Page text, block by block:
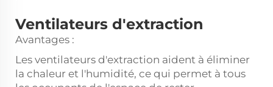
Ventilateurs d'extraction
Avantages :
Les ventilateurs d'extraction aident à éliminer
la chaleur et l'humidité, ce qui permet à tous